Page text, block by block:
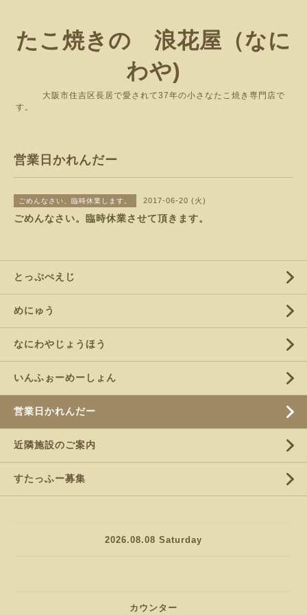
たこ焼きの 浪花屋（なに
わや)
大阪市住吉区長居で愛されて37年の小さなたこ焼き専門店で
す。
営業日かれんだー
ごめんなさい、臨時休業します。 2017-06-20 (火)
ごめんなさい。臨時休業させて頂きます。
とっぷぺえじ
めにゅう
なにわやじょうほう
いんふぉーめーしょん
営業日かれんだー
近隣施設のご案内
すたっふー募集
2026.08.08 Saturday
カウンター